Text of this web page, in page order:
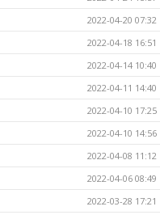
2022-04-20 07:32
2022-04-18 16:51
2022-04-14 10:40
2022-04-11 14:40
2022-04-10 17:25
2022-04-10 14:56
2022-04-08 11:12
2022-04-06 08:49
2022-03-28 17:21